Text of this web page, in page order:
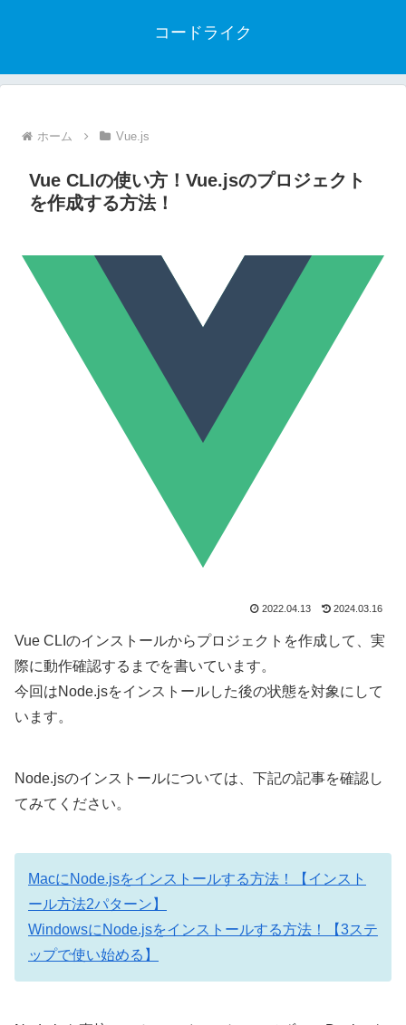
コードライク
ホーム Vue.js
Vue CLIの使い方！Vue.jsのプロジェクト
を作成する方法！
2022.04.13 2024.03.16
Vue CLIのインストールからプロジェクトを作成して、実
際に動作確認するまでを書いています。
今回はNode.jsをインストールした後の状態を対象にして
います。
Node.jsのインストールについては、下記の記事を確認し
てみてください。
MacにNode.jsをインストールする方法！【インスト
ール方法2パターン】
WindowsにNode.jsをインストールする方法！【3ステ
ップで使い始める】